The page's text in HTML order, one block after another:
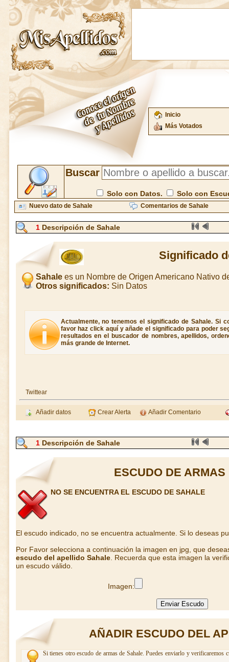
Inicio
Más Votados
Buscar
Solo con Datos. Solo con
Nuevo dato de Sahale Comentarios de Sahale
1 Descripción de Sahale
Significado
Sahalees un Nombre de Origen Americano Nativo
Otros significados: Sin Datos
Actualmente, no tenemos el significado de Sahale. Si
favor haz click aquí y añade el significado para poder
resultados en el buscador de nombres, apellidos,
más grande de Internet.
Twittear
Añadir datos Crear Alerta Añadir Comentario
1 Descripción de Sahale
ESCUDO DE
NO SE ENCUENTRA EL ESCUDO DE SAHALE
El escudo indicado, no se encuentra actualmente. Si lo deseas
Por Favor selecciona a continuación la imagen en jpg, que
escudo del apellido Sahale . Recuerda que esta imagen la
un escudo válido.
Imagen:
AÑADIR ESCUDO DEL
Si tienes otro escudo de armas de Sahale. Puedes enviarlo y verificaremos